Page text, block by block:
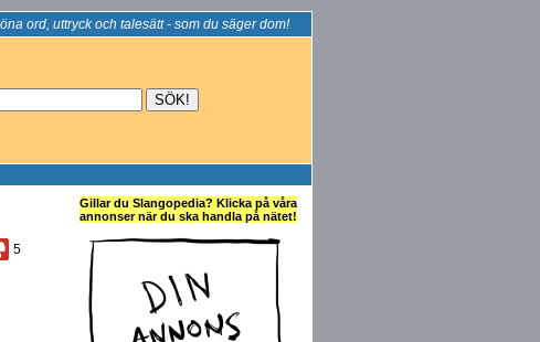
ord, uttryck och talesätt - som du säger dom!
5
Gillar du Slangopedia? Klicka på våra
annonser när du ska handla på nätet!